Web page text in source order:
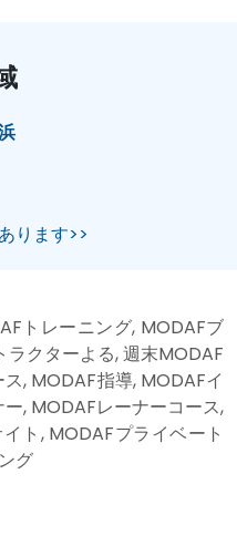
ります>>
トレーニング, MODAFブ
クターよる, 週末MODAF
, MODAF指導, MODAFイ
, MODAFレーナーコース,
ト, MODAFプライベート
グ